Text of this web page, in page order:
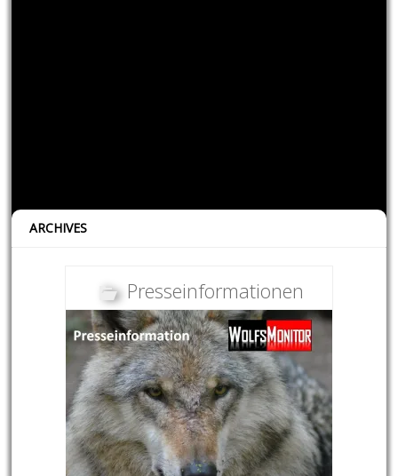
ARCHIVES
Presseinformationen